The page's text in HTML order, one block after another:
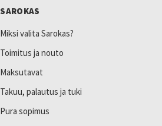
SAROKAS
Miksi valita Sarokas?
Toimitus ja nouto
Maksutavat
Takuu, palautus ja tuki
Pura sopimus